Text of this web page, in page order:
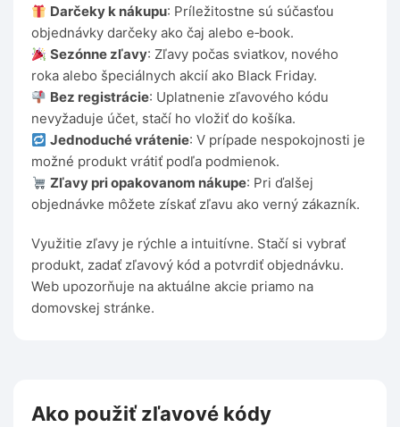
Darčeky k nákupu: Príležitostne sú súčasťou
objednávky darčeky ako čaj alebo e‑book.
Sezónne zľavy: Zľavy počas sviatkov, nového
roka alebo špeciálnych akcií ako Black Friday.
Bez registrácie: Uplatnenie zľavového kódu
nevyžaduje účet, stačí ho vložiť do košíka.
Jednoduché vrátenie: V prípade nespokojnosti je
možné produkt vrátiť podľa podmienok.
Zľavy pri opakovanom nákupe: Pri ďalšej
objednávke môžete získať zľavu ako verný zákazník.
Využitie zľavy je rýchle a intuitívne. Stačí si vybrať
produkt, zadať zľavový kód a potvrdiť objednávku.
Web upozorňuje na aktuálne akcie priamo na
domovskej stránke.
Ako použiť zľavové kódy